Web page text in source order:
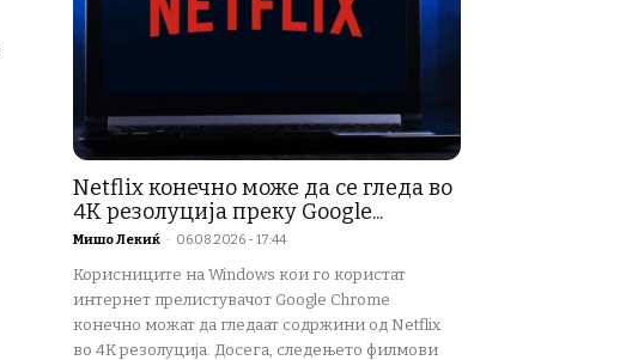
Netflix конечно може да се гледа во
4K резолуција преку Google...
Мишо Лекиќ - 06.08.2026 - 17:44
Корисниците на Windows кои го користат
интернет прелистувачот Google Chrome
конечно можат да гледаат содржини од Netflix
во 4K резолуција. Досега, следењето филмови